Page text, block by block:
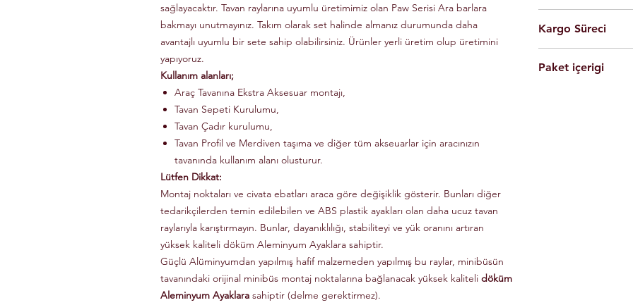
sağlayacaktır. Tavan raylarına uyumlu üretimimiz olan Paw Serisi Ara barlara
bakmayı unutmayınız. Takım olarak set halinde almanız durumunda daha
avantajlı uyumlu bir sete sahip olabilirsiniz. Ürünler yerli üretim olup üretimini
yapıyoruz.
Kullanım alanları;
Araç Tavanına Ekstra Aksesuar montajı,
Tavan Sepeti Kurulumu,
Tavan Çadır kurulumu,
Tavan Profil ve Merdiven taşıma ve diğer tüm akseuarlar için aracınızın
tavanında kullanım alanı olusturur.
Lütfen Dikkat:
Montaj noktaları ve civata ebatları araca göre değişiklik gösterir. Bunları diğer
tedarikçilerden temin edilebilen ve ABS plastik ayakları olan daha ucuz tavan
raylarıyla karıştırmayın. Bunlar, dayanıklılığı, stabiliteyi ve yük oranını artıran
yüksek kaliteli döküm Aleminyum Ayaklara sahiptir.
Güçlü Alüminyumdan yapılmış hafif malzemeden yapılmış bu raylar, minibüsün
tavanındaki orijinal minibüs montaj noktalarına bağlanacak yüksek kaliteli döküm
Aleminyum Ayaklara sahiptir (delme gerektirmez).
Talimatlar ve
Siyah Ve Gri Renk
Döküm
Yerli üretim.
80 KG yük
olarak
Ürünleri son
yapabilmesi için
Tüm ürünlerde
Kargo Süreci
Saat 14'ekadar
Paket içerigi